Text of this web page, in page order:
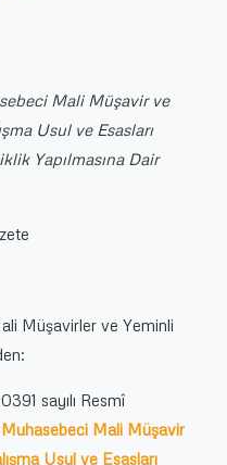
Mali Müşavir ve
Usul ve Esasları
Yapılmasına Dair
Müşavirler ve Yeminli
sayılı Resmî
Mali Müşavir
Usul ve Esasları